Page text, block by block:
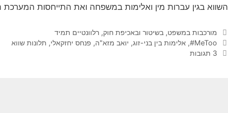
השווא בגין עברות מין ואלימות במשפחה ואת התייחסות
קטגוריות
מורכבות במשפט, בשיטור ובאכיפת חוק, רלוונטיים תמיד
תגיות
MeToo#
, אלימות בין בני-זוג, יואב מזא"ה, פנחס יחזקאלי, תלונות שווא
3 תגובות